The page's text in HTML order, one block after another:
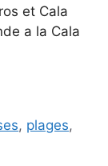
et Cala
a la Cala
, plages,